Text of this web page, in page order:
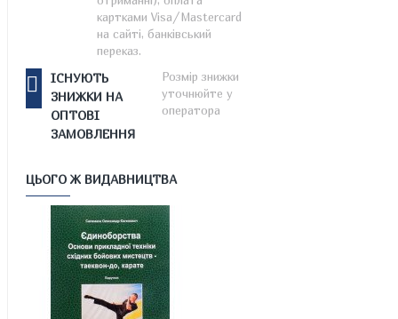
картками Visa/Mastercard
на сайті, банківський
переказ.
ІСНУЮТЬ
ЗНИЖКИ НА
ОПТОВІ
ЗАМОВЛЕННЯ
Розмір знижки
уточнюйте у
оператора
ЦЬОГО Ж ВИДАВНИЦТВА